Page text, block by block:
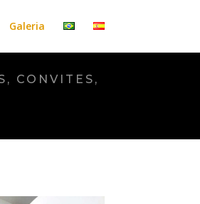
Galeria
CONVITES,